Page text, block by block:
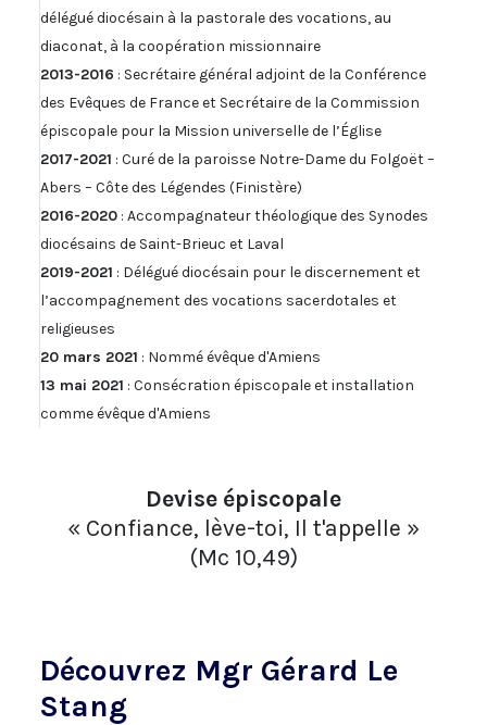
délégué diocésain à la pastorale des vocations, au
diaconat, à la coopération missionnaire
2013-2016 : Secrétaire général adjoint de la Conférence
des Evêques de France et Secrétaire de la Commission
épiscopale pour la Mission universelle de l’Église
2017-2021 : Curé de la paroisse Notre-Dame du Folgoët –
Abers – Côte des Légendes (Finistère)
2016-2020 : Accompagnateur théologique des Synodes
diocésains de Saint-Brieuc et Laval
2019-2021 : Délégué diocésain pour le discernement et
l’accompagnement des vocations sacerdotales et
religieuses
20 mars 2021 : Nommé évêque d'Amiens
13 mai 2021 : Consécration épiscopale et installation
comme évêque d'Amiens
Devise épiscopale
« Confiance, lève-toi, Il t'appelle »
(Mc 10,49)
Découvrez Mgr Gérard Le
Stang